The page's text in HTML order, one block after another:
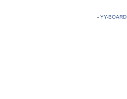
- YY-BOARD